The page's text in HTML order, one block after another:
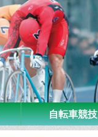
自転車競技